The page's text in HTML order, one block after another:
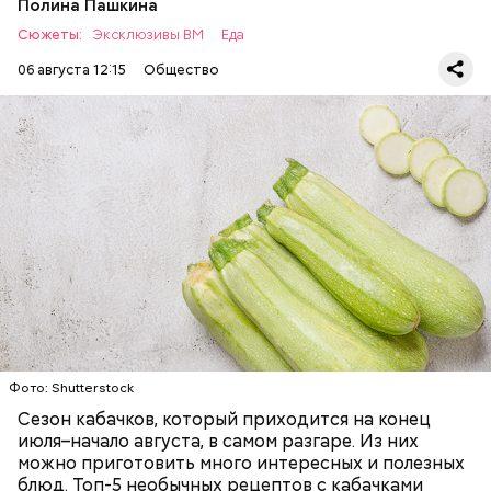
Полина Пашкина
Сюжеты: Эксклюзивы ВМ
Еда
06 августа 12:15
Общество
Фото: Shutterstock
Сезон кабачков, который приходится на конец
июля–начало августа, в самом разгаре. Из них
можно приготовить много интересных и полезных
блюд. Топ-5 необычных рецептов с кабачками
Ингредиенты:
ЕДА ОВОЩИ РЕЦЕПТЫ
Фото: Shutterstock
— Наиболее распространенные борщ, щи, котлеты,
салаты, лаваш с творогом и сыром, пироги, омлет,
запеканка. Щавеля там везде используется
немного, поэтому никакого вреда от него не будет.
Чем разнообразнее рацион питания человека, тем
лучше. Потому что это исключает вероятность
возникновения дефицитов микроэлементов, —
заверил специалист.